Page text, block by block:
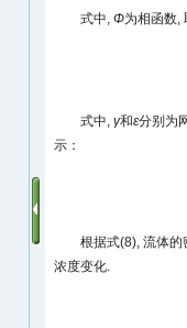
式中, Φ为相函数,
式中, γ和ε分别为
示：
根据式(8), 流体
浓度变化.